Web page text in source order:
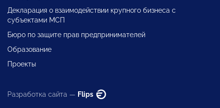
Декларация о взаимодействии крупного бизнеса с
субъектами МСП
Бюро по защите прав предпринимателей
Образование
Проекты
Разработка сайта — Flips